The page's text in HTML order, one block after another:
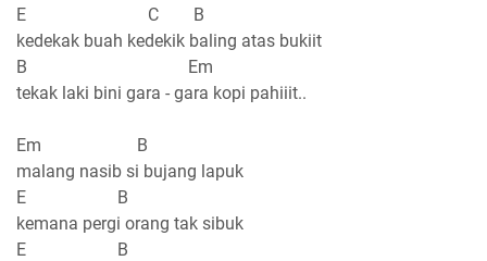
E C B
kedekak buah kedekik baling atas bukiit
B Em
tekak laki bini gara - gara kopi pahiiit..
Em B
malang nasib si bujang lapuk
E B
kemana pergi orang tak sibuk
E B